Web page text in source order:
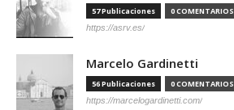
57 Publicaciones 0 COMENTARIOS
https://asrv.es/
Marcelo Gardinetti
56 Publicaciones 0 COMENTARIOS
https://marcelogardinetti.com/